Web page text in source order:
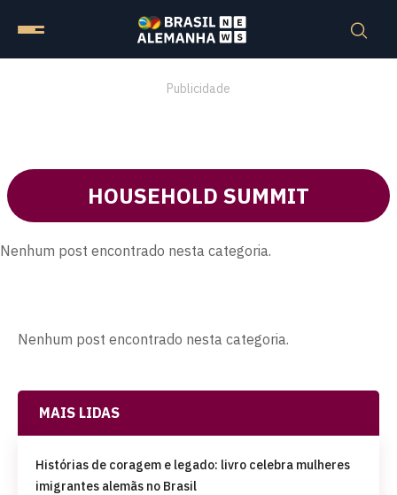
Publicidade
HOUSEHOLD SUMMIT
Nenhum post encontrado nesta categoria.
Nenhum post encontrado nesta categoria.
MAIS LIDAS
Histórias de coragem e legado: livro celebra mulheres
imigrantes alemãs no Brasil